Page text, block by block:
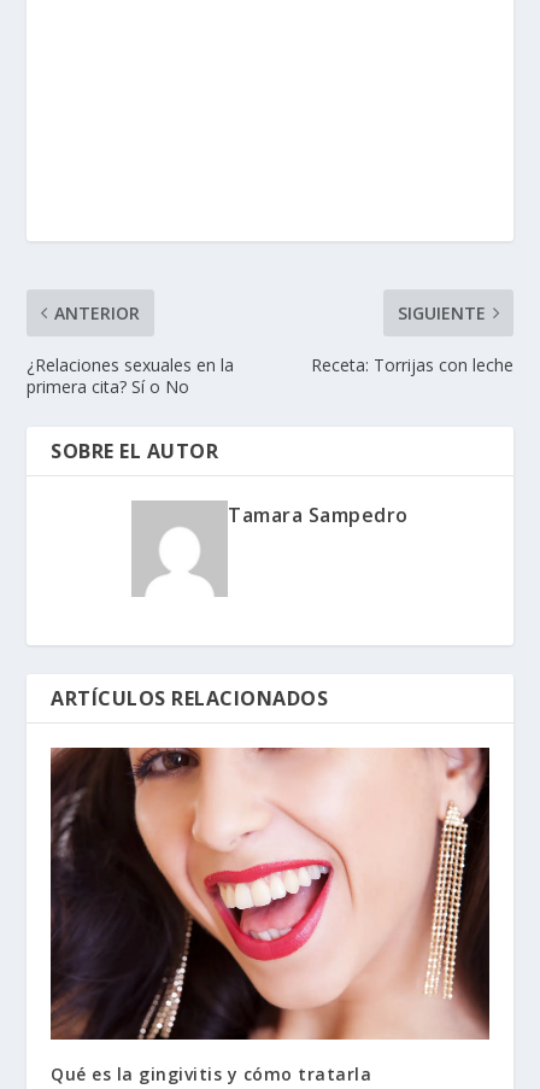
ANTERIOR
¿Relaciones sexuales en la
primera cita? Sí o No
SIGUIENTE
Receta: Torrijas con leche
SOBRE EL AUTOR
Tamara Sampedro
ARTÍCULOS RELACIONADOS
Qué es la gingivitis y cómo tratarla